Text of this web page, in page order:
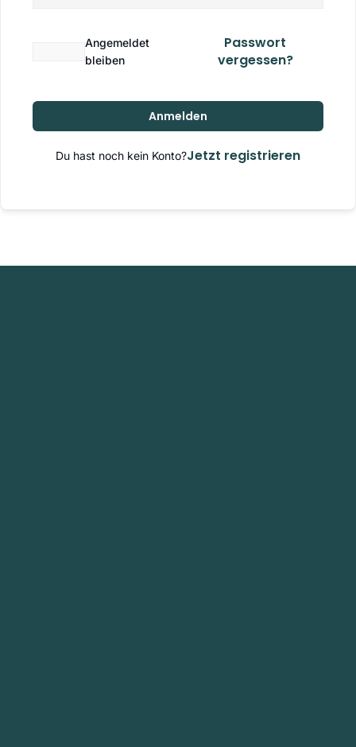
Angemeldet
bleiben
Passwort
vergessen?
Anmelden
Du hast noch kein Konto?Jetzt registrieren